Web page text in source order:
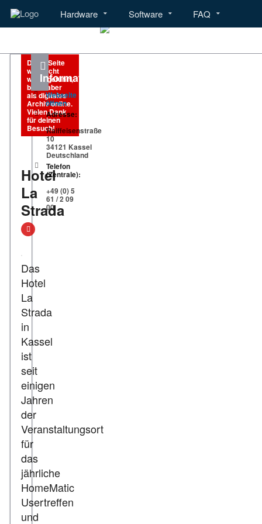
Hardware Software FAQ
Menü Hardware Software
Diese Seite
wird nicht
weitergeführt,
bleibt aber
als digitales
Archiv online.
Vielen Dank
für deinen
Besuch!
Hotel
La
Strada
Das
Hotel
La
Strada
in
Kassel
ist
seit
einigen
Jahren
der
Veranstaltungsort
für
das
jährliche
HomeMatic
Usertreffen
und
Informationen
Webseite
öffnen
Adresse:
Raiffeisenstraße
10
34121 Kassel
Deutschland
Telefon
(Zentrale):
+49 (0) 5
61 / 2 09
00